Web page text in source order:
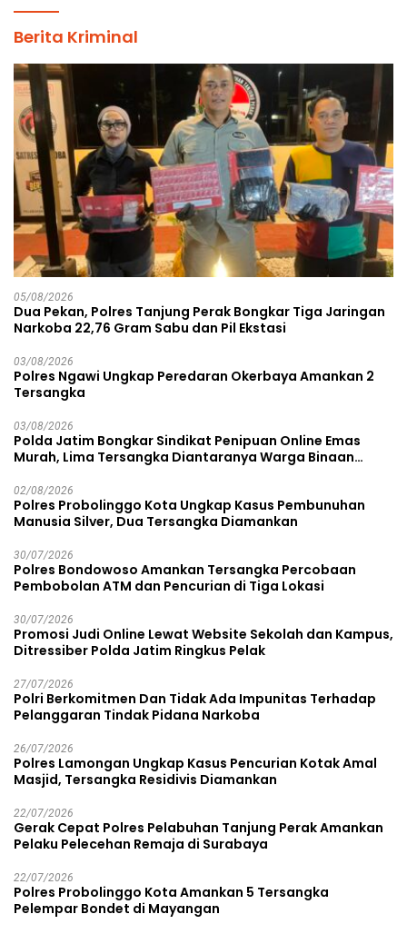
Berita Kriminal
05/08/2026
Dua Pekan, Polres Tanjung Perak Bongkar Tiga Jaringan
Narkoba 22,76 Gram Sabu dan Pil Ekstasi
03/08/2026
Polres Ngawi Ungkap Peredaran Okerbaya Amankan 2
Tersangka
03/08/2026
Polda Jatim Bongkar Sindikat Penipuan Online Emas
Murah, Lima Tersangka Diantaranya Warga Binaan
02/08/2026
Polres Probolinggo Kota Ungkap Kasus Pembunuhan
Manusia Silver, Dua Tersangka Diamankan
30/07/2026
Polres Bondowoso Amankan Tersangka Percobaan
Pembobolan ATM dan Pencurian di Tiga Lokasi
30/07/2026
Promosi Judi Online Lewat Website Sekolah dan Kampus,
Ditressiber Polda Jatim Ringkus Pelak
27/07/2026
Polri Berkomitmen Dan Tidak Ada Impunitas Terhadap
Pelanggaran Tindak Pidana Narkoba
26/07/2026
Polres Lamongan Ungkap Kasus Pencurian Kotak Amal
Masjid, Tersangka Residivis Diamankan
22/07/2026
Gerak Cepat Polres Pelabuhan Tanjung Perak Amankan
Pelaku Pelecehan Remaja di Surabaya
22/07/2026
Polres Probolinggo Kota Amankan 5 Tersangka
Pelempar Bondet di Mayangan